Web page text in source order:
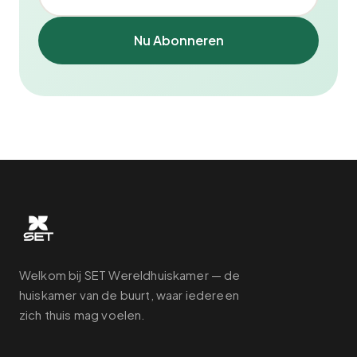
Nu Abonneren
Welkom bij SET Wereldhuiskamer — de
huiskamer van de buurt, waar iedereen
zich thuis mag voelen.